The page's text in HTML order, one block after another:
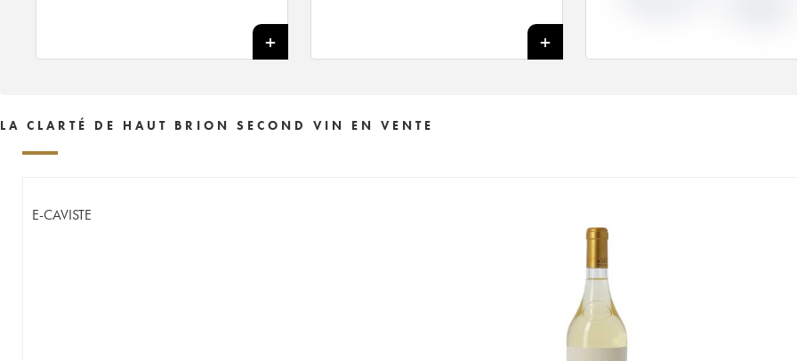
+
LA CLARTÉ DE HAUT BRION SECOND VIN EN VENTE
E-CAVISTE